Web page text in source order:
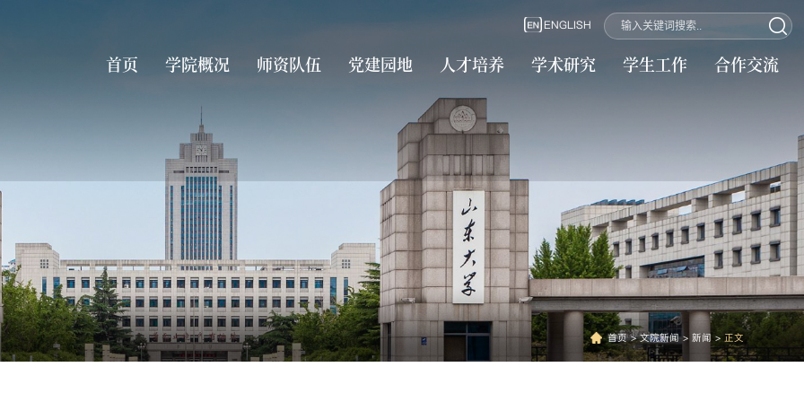
ENGLISH
首页 学院概况 师资队伍 党建园地 人才培养 学术研究 学生工作 合作交流
首页>文院新闻> 新闻 > 正文